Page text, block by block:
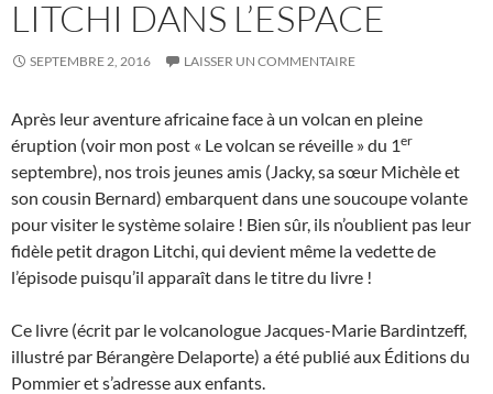
LITCHI DANS L’ESPACE
SEPTEMBRE 2, 2016 LAISSER UN COMMENTAIRE
Après leur aventure africaine face à un volcan en pleine
éruption (voir mon post « Le volcan se réveille » du 1er
septembre), nos trois jeunes amis (Jacky, sa sœur Michèle et
son cousin Bernard) embarquent dans une soucoupe volante
pour visiter le système solaire ! Bien sûr, ils n’oublient pas leur
fidèle petit dragon Litchi, qui devient même la vedette de
l’épisode puisqu’il apparaît dans le titre du livre !
Ce livre (écrit par le volcanologue Jacques-Marie Bardintzeff,
illustré par Bérangère Delaporte) a été publié aux Éditions du
Pommier et s’adresse aux enfants.